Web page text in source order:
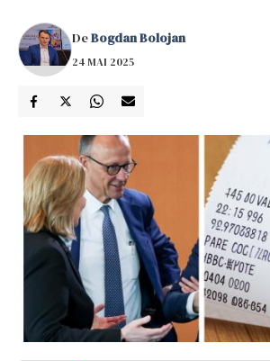
DeBogdan Bolojan
24 MAI 2025